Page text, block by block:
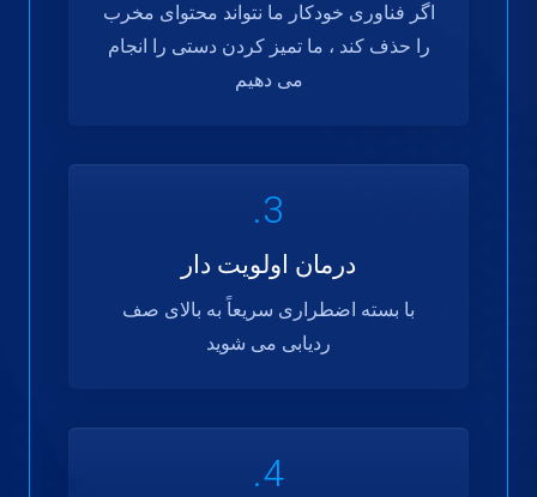
اگر فناوری خودکار ما نتواند محتوای مخرب
را حذف کند ، ما تمیز کردن دستی را انجام
می دهیم
3.
درمان اولویت دار
با بسته اضطراری سریعاً به بالای صف
ردیابی می شوید
4.